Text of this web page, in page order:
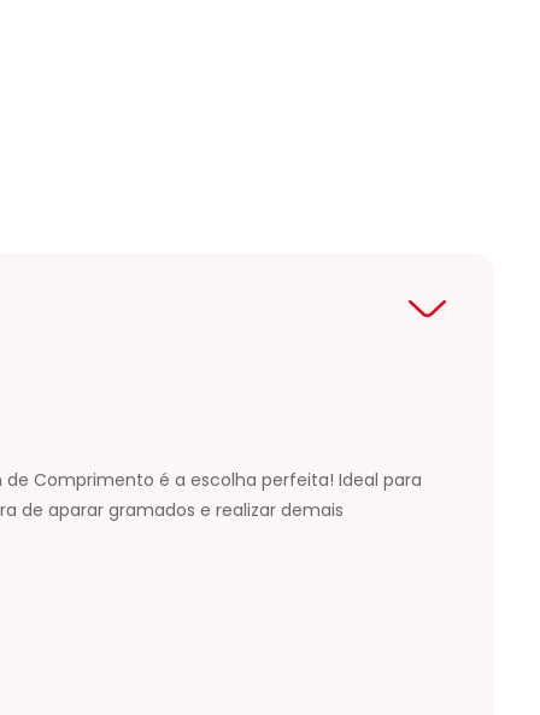
de Comprimento é a escolha perfeita! Ideal para
de aparar gramados e realizar demais